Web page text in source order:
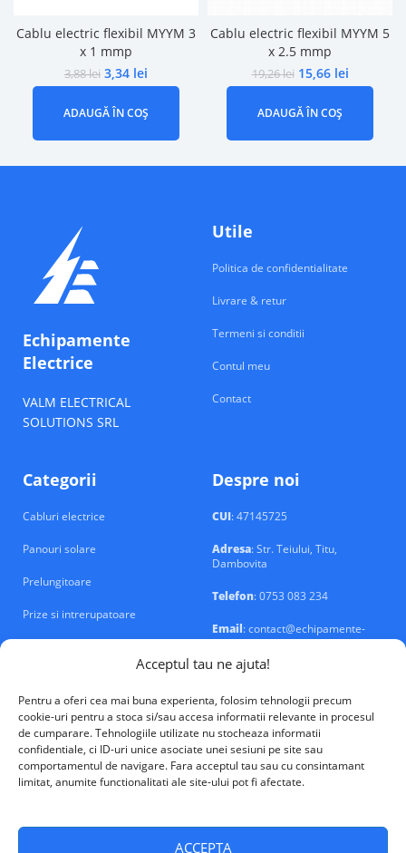
Acceptul tau ne ajuta!
Pentru a oferi cea mai buna experienta, folosim tehnologii precum
cookie-uri pentru a stoca si/sau accesa informatii relevante in procesul
de cumparare. Tehnologiile utilizate nu stocheaza informatii
confidentiale, ci ID-uri unice asociate unei sesiuni pe site sau
comportamentul de navigare. Fara acceptul tau sau cu consintamant
limitat, anumite functionalitati ale site-ului pot fi afectate.
ACCEPTA
Cablu electric flexibil MYYM 3
x 1 mmp
3,88lei 3,34 lei
ADAUGĂ ÎN COȘ
Cablu electric flexibil MYYM 5
x 2.5 mmp
19,26lei 15,66 lei
ADAUGĂ ÎN COȘ
Echipamente
Electrice
VALM ELECTRICAL
SOLUTIONS SRL
Utile
Politica de confidentialitate
Livrare & retur
Termeni si conditii
Contul meu
Contact
Categorii
Cabluri electrice
Panouri solare
Prelungitoare
Prize si intrerupatoare
Despre noi
CUI: 47145725
Adresa: Str. Teiului, Titu,
Dambovita
Telefon: 0753 083 234
Email: contact@echipamente-
electrice.ro
VALM Electrical Solutions © 2026